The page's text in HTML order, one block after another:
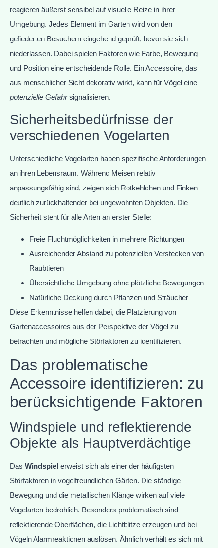
reagieren äußerst sensibel auf visuelle Reize in ihrer
Umgebung. Jedes Element im Garten wird von den
gefiederten Besuchern eingehend geprüft, bevor sie sich
niederlassen. Dabei spielen Faktoren wie Farbe, Bewegung
und Position eine entscheidende Rolle. Ein Accessoire, das
aus menschlicher Sicht dekorativ wirkt, kann für Vögel eine
potenzielle Gefahrsignalisieren.
Sicherheitsbedürfnisse der
verschiedenen Vogelarten
Unterschiedliche Vogelarten haben spezifische Anforderungen
an ihren Lebensraum. Während Meisen relativ
anpassungsfähig sind, zeigen sich Rotkehlchen und Finken
deutlich zurückhaltender bei ungewohnten Objekten. Die
Sicherheit steht für alle Arten an erster Stelle:
Freie Fluchtmöglichkeiten in mehrere Richtungen
Ausreichender Abstand zu potenziellen Verstecken von
Raubtieren
Übersichtliche Umgebung ohne plötzliche Bewegungen
Natürliche Deckung durch Pflanzen und Sträucher
Diese Erkenntnisse helfen dabei, die Platzierung von
Gartenaccessoires aus der Perspektive der Vögel zu
betrachten und mögliche Störfaktoren zu identifizieren.
Das problematische
Accessoire identifizieren: zu
berücksichtigende Faktoren
Windspiele und reflektierende
Objekte als Hauptverdächtige
Das Windspiel erweist sich als einer der häufigsten
Störfaktoren in vogelfreundlichen Gärten. Die ständige
Bewegung und die metallischen Klänge wirken auf viele
Vogelarten bedrohlich. Besonders problematisch sind
reflektierende Oberflächen, die Lichtblitze erzeugen und bei
Vögeln Alarmreaktionen auslösen. Ähnlich verhält es sich mit